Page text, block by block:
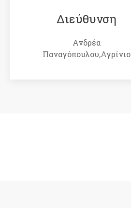
Διεύθυνση
Ανδρέα
Παναγόπουλου,Αγρίνιο